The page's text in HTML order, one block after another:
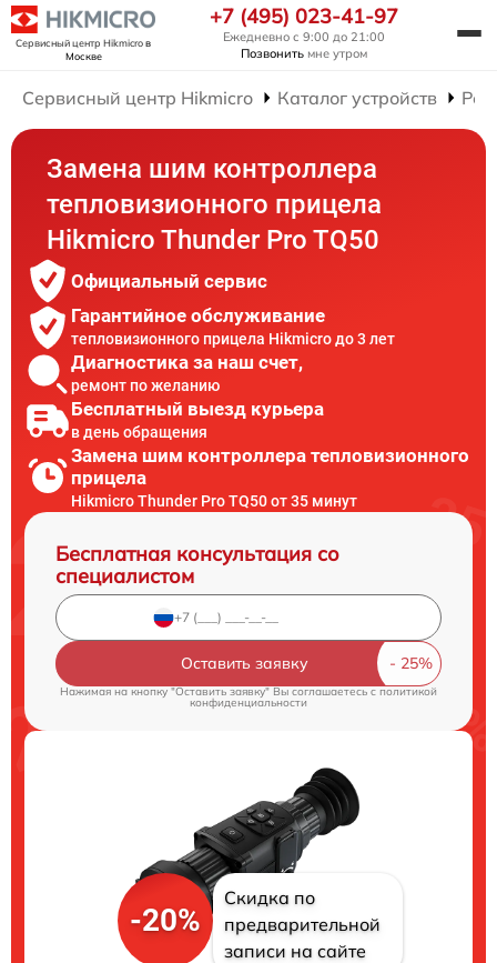
Сервисный центр Hikmicroв
Москве
+7 (495) 023-41-97
Ежедневно с 9:00 до 21:00
Позвонить мне утром
Сервисный центр Hikmicro Каталог устройств
Замена шим контроллера
тепловизионного прицела
Hikmicro Thunder Pro TQ50
Официальный сервис
Гарантийное обслуживание
тепловизионного прицела Hikmicro до 3 лет
Диагностика за наш счет,
ремонт по желанию
Бесплатный выезд курьера
в день обращения
Замена шим контроллера тепловизионного
прицела
Hikmicro Thunder Pro TQ50 от 35 минут
Бесплатная консультация со
специалистом
Оставить заявку
Нажимая на кнопку "Оставить заявку" Вы соглашаетесь cполитикой
конфиденциальности
-20%
Скидка по
предварительной
записи на сайте